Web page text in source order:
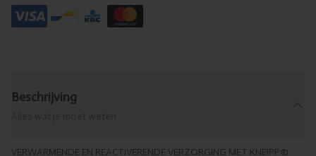
Beschrijving
VERWARMENDE EN REACTIVERENDE VERZORGING MET KNEIPP®